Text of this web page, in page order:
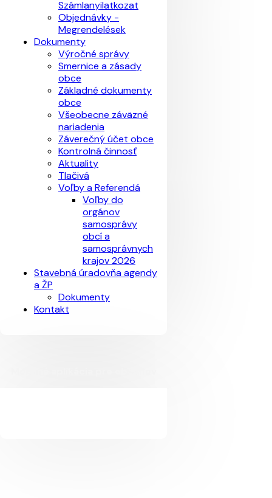
Számlanyilatkozat
Objednávky -
Megrendelések
Dokumenty
Výročné správy
Smernice a zásady
obce
Základné dokumenty
obce
Všeobecne záväzné
nariadenia
Záverečný účet obce
Kontrolná činnosť
Aktuality
Tlačivá
Voľby a Referendá
Voľby do
orgánov
samosprávy
obcí a
samosprávnych
krajov 2026
Stavebná úradovňa agendy
a ŽP
Dokumenty
Kontakt